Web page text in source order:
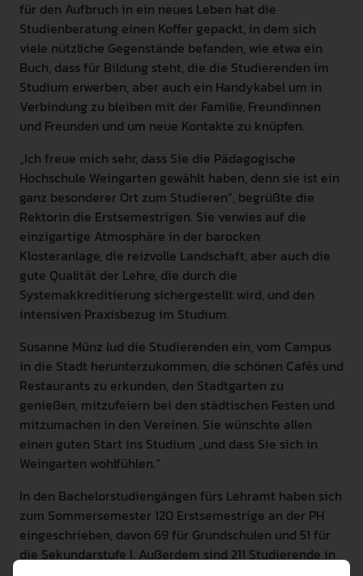
für den Aufbruch in ein neues Leben hat die
Studienberatung einen Koffer gepackt, in dem sich
viele nützliche Gegenstände befanden, wie etwa ein
Buch, dass für Bildung steht, die die Studierenden im
Studium erwerben, aber auch ein Handykabel um in
Verbindung zu bleiben mit der Familie, Freundinnen
und Freunden und um neue Kontakte zu knüpfen.
„Ich freue mich sehr, dass Sie die Pädagogische
Hochschule Weingarten gewählt haben, denn sie ist ein
ganz besonderer Ort zum Studieren“, begrüßte die
Rektorin die Erstsemestrigen. Sie verwies auf die
einzigartige Atmosphäre in der barocken
Klosteranlage, die reizvolle Landschaft, aber auch die
gute Qualität der Lehre, die durch die
Systemakkreditierung sichergestellt wird, und den
intensiven Praxisbezug im Studium.
Susanne Münz lud die Studierenden ein, vom Campus
in die Stadt herunterzukommen, die schönen Cafés und
Restaurants zu erkunden, den Stadtgarten zu
genießen, mitzufeiern bei den städtischen Festen und
mitzumachen in den Vereinen. Sie wünschte allen
einen guten Start ins Studium „und dass Sie sich in
Weingarten wohlfühlen.“
In den Bachelorstudiengängen fürs Lehramt haben sich
zum Sommersemester 120 Erstsemestrige an der PH
eingeschrieben, davon 69 für Grundschulen und 51 für
die Sekundarstufe I. Außerdem sind 211 Studierende in